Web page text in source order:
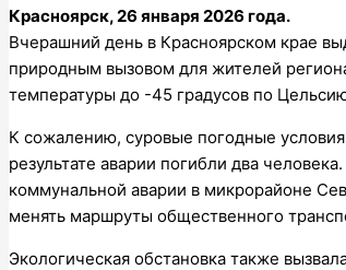
Красноярск, 26 января 2026 года.
Вчерашний день в Красноярском крае
природным вызовом для жителей
температуры до -45 градусов по
К сожалению, суровые погодные
результате аварии погибли два
коммунальной аварии в микрорайоне
менять маршруты общественного
Экологическая обстановка также